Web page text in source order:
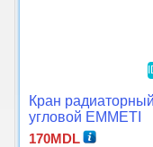
Кран радиаторный
угловой EMMETI
подача
170MDL